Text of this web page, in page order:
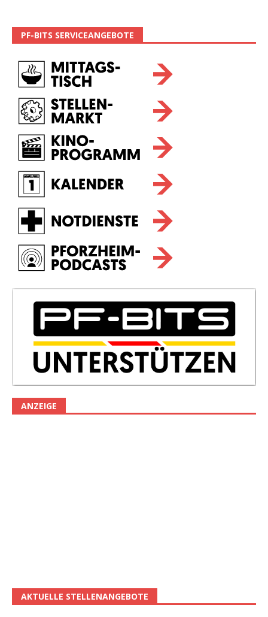
PF-BITS SERVICEANGEBOTE
ANZEIGE
AKTUELLE STELLENANGEBOTE